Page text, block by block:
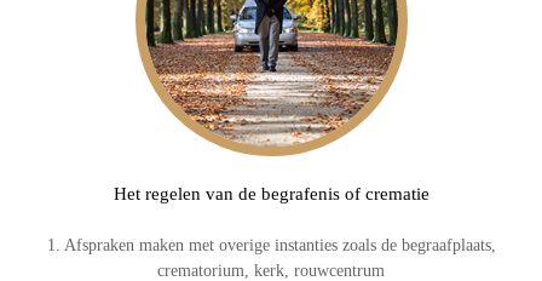
Het regelen van de begrafenis of crematie
1. Afspraken maken met overige instanties zoals de begraafplaats,
crematorium, kerk, rouwcentrum